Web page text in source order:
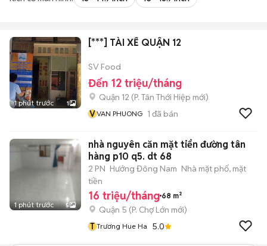
1 phút trước 1
[***] TÀI XẾ QUẬN 12
SV Food
Đến 12 triệu/tháng
Quận 12 (P. Tân Thới Hiệp mới)
VVAN PHUONG 1 đã bán
1 phút trước 5
nhà nguyên căn mặt tiển đường tân
hàng p10 q5. dt 68
2 PN Hướng Đông Nam Nhà mặt phố, mặt
tiền
16 triệu/tháng 68 m²
Quận 5 (P. Chợ Lớn mới)
T Trương Hue Ha 5.0